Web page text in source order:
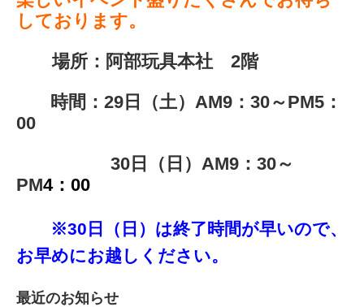
しております。
場所：阿部玩具本社 2階
時間：29日（土）AM9：30～PM5：
00
30日（日）AM9：30～
PM4：00
※30日（日）は終了時間が早いので、
お早めにお越しください。
最近のお知らせ